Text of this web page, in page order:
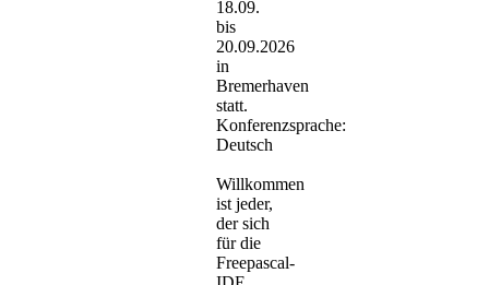
18.09.
bis
20.09.2026
in
Bremerhaven
statt.
Konferenzsprache:
Deutsch
Willkommen
ist jeder,
der sich
für die
Freepascal-